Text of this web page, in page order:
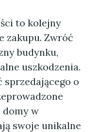
to kolejny
zakupu. Zwróć
budynku,
uszkodzenia.
o
domy w
swoje unikalne